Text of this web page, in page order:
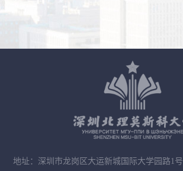
地址：深圳市龙岗区大运新城国际大学园路1号